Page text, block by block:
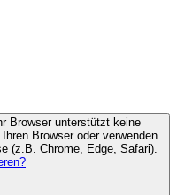
Browser unterstützt keine
Browser oder verwenden
(z.B. Chrome, Edge, Safari).